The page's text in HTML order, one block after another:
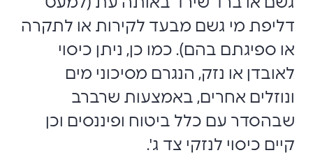
דליפת מי גשם מבעד לקירות או לתקרה
או ספיגתם בהם). כמו כן, ניתן כיסוי
לאובדן או נזק, הנגרם מסיכוני מים
ונוזלים אחרים, באמצעות שרברב
שבהסדר עם כלל ביטוח ופיננסים וכן
קיים כיסוי לנזקי צד ג'.